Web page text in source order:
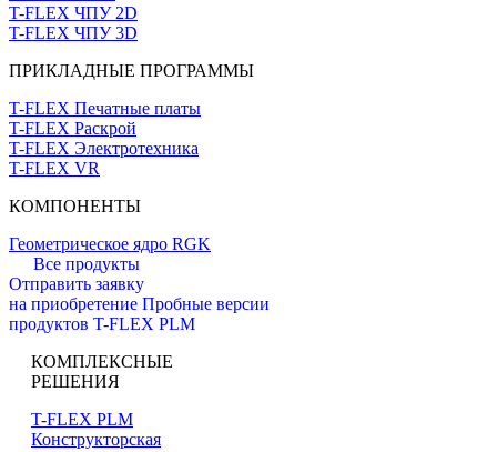
T-FLEX ЧПУ 2D
T-FLEX ЧПУ 3D
ПРИКЛАДНЫЕ ПРОГРАММЫ
T-FLEX Печатные платы
T-FLEX Раскрой
T-FLEX Электротехника
T-FLEX VR
КОМПОНЕНТЫ
Геометрическое ядро RGK
Все продукты
Отправить заявку
на приобретение Пробные версии
продуктов T-FLEX PLM
КОМПЛЕКСНЫЕ
РЕШЕНИЯ
T-FLEX PLM
Конструкторская